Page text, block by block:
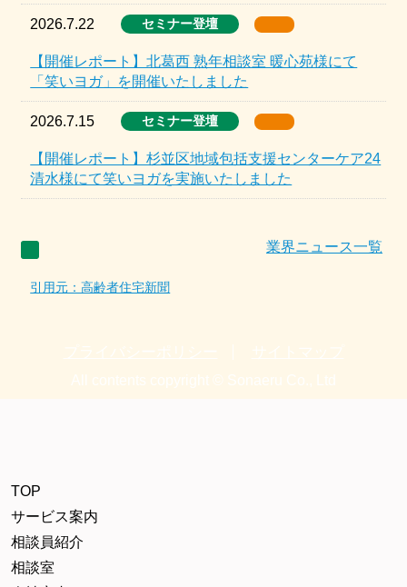
2026.7.22 セミナー登壇
【開催レポート】北葛西 熟年相談室 暖心苑様にて
「笑いヨガ」を開催いたしました
2026.7.15 セミナー登壇
【開催レポート】杉並区地域包括支援センターケア24
清水様にて笑いヨガを実施いたしました
業界ニュース一覧
引用元：高齢者住宅新聞
TOP
サービス案内
相談員紹介
相談室